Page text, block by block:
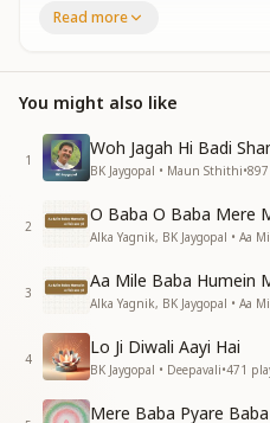
प्रेमसागर है निराकार मगर
प्रेमसागर है निराकार मगर
प्रेमसागर है निराकार मगर
प्रेमसागर है निराकार मगर
प्रेमसागर है निराकार मगर
मीठी मुरली में साकार नजर आता है
मधुबन में हर ख्वाब साकार नजर
यहा हर शैन प्रभु प्यार नजर आता है
यहा हर शैन प्रभु प्यार नजर आता है
हो नजर आता है
हो नजर आता है
यहा हर शैन प्रभु प्यार नजर आता है
यहा हर शैन प्रभु प्यार नजर आता है
मधुबन में ……
मौलाई मस्ती में सारे रहते यहा
Read more
You might also like
1
Woh Jagah Hi Badi
BK Jaygopal • Maun Sthithi•897
2
O Baba O Baba Mere
3
Aa Mile Baba Humein
4
Lo Ji Diwali Aayi Hai
BK Jaygopal • Deepavali•471
Mere Baba Pyare